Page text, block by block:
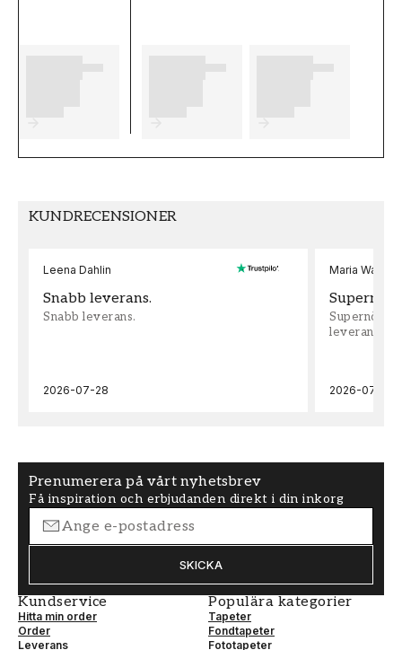
KUNDRECENSIONER
Leena Dahlin
Snabb leverans.
Snabb leverans.
2026-07-28
Maria
leveran,
2026-07-22
Prenumerera på vårt nyhetsbrev
Få inspiration och erbjudanden direkt i din inkorg
SKICKA
Kundservice
Hitta min order
Order
Leverans
Populära kategorier
Tapeter
Fondtapeter
Fototapeter